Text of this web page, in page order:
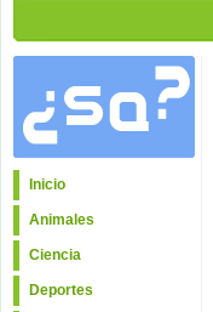
Inicio
Animales
Ciencia
Deportes